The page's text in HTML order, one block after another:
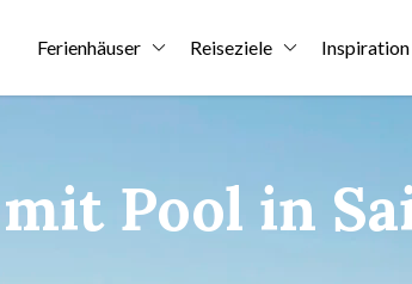
Ferienhäuser Reiseziele Inspiration
Pool in